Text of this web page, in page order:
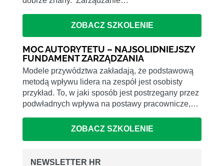
ZOBACZ SZKOLENIE
MOC AUTORYTETU – NAJSOLIDNIEJSZY
FUNDAMENT ZARZĄDZANIA
Modele przywództwa zakładają, że podstawową
metodą wpływu lidera na zespół jest osobisty
przykład. To, w jaki sposób jest postrzegany przez
podwładnych wpływa na postawy pracownicze,…
ZOBACZ SZKOLENIE
NEWSLETTER HR